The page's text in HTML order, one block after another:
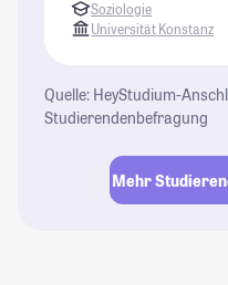
Soziologie
Universität Konstanz
Quelle: HeyStudium-
Studierendenbefragung
Mehr